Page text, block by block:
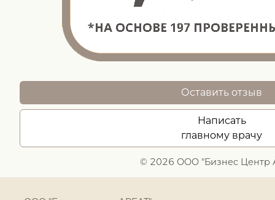
© 2026 ООО "Бизнес Центр
Оставить отзыв
Написать
главному врачу